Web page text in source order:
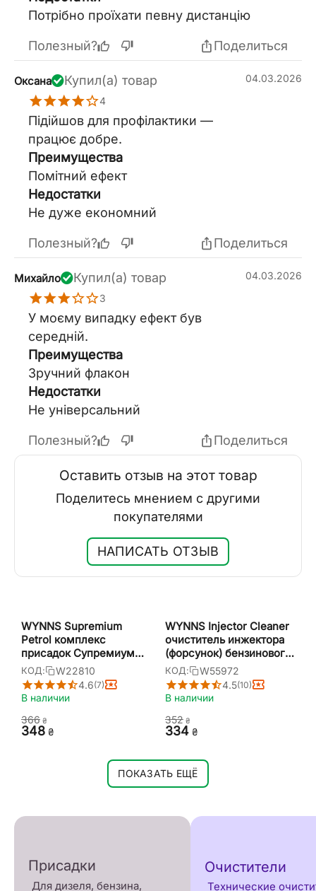
Потрібно проїхати певну дистанцію
Полезный? Поделиться
Оксана Купил(а) товар
04.03.2026
4
Підійшов для профілактики —
працює добре.
Преимущества
Помітний ефект
Недостатки
Не дуже економний
Полезный? Поделиться
Михайло Купил(а) товар
04.03.2026
3
У моєму випадку ефект був
середній.
Преимущества
Зручний флакон
Недостатки
Не універсальний
Полезный? Поделиться
Оставить отзыв на этот товар
Поделитесь мнением с другими
покупателями
НАПИСАТЬ ОТЗЫВ
WYNNS Supremium
Petrol комплекс
присадок Супремиум
для улучшения качества
топлива 250 мл
КОД:
W22810
4.6(7)
В наличии
‍348‍ ₴
‍366‍ ₴
WYNNS Injector Cleaner
очиститель инжектора
(форсунок) бензинового
двигателя 325 мл
КОД:
W55972
4.5(10)
В наличии
‍334‍ ₴
‍352‍ ₴
ПОКАЗАТЬ ЕЩЁ
Присадки
Для дизеля, бензина,
Очистители
Технические